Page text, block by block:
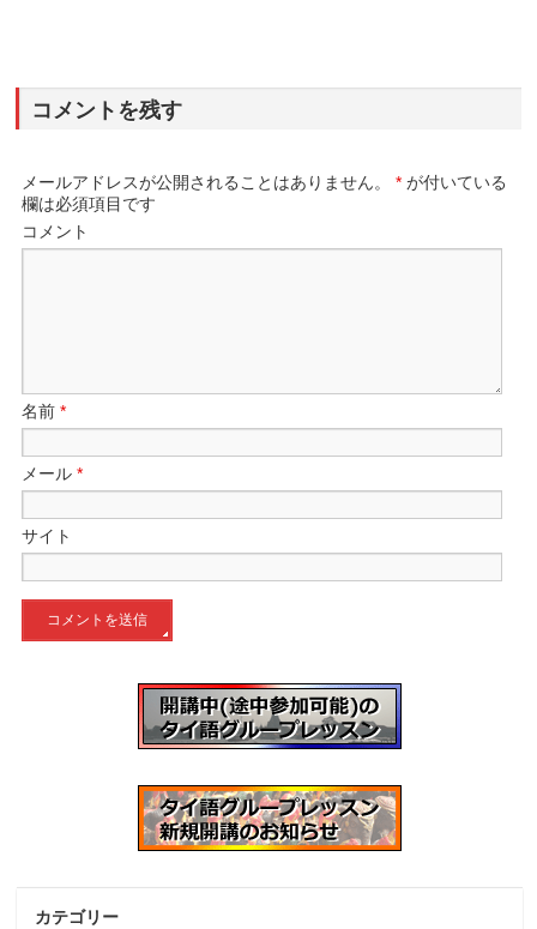
コメントを残す
メールアドレスが公開されることはありません。 * が付いている
欄は必須項目です
コメント
名前*
メール*
サイト
カテゴリー